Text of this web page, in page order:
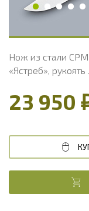
Вес, г
Нож из стали
«Ястреб»,
23 950